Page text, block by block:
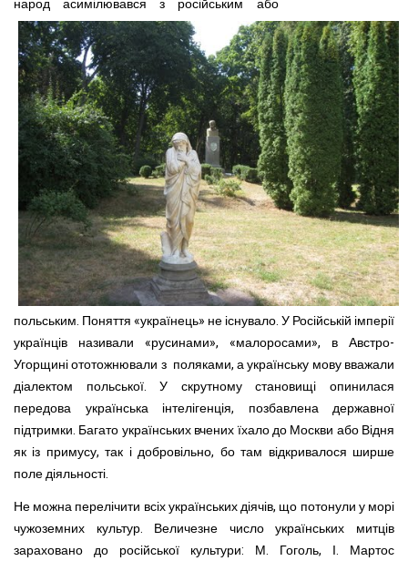
польським. Поняття «українець» не існувало. У Російській імперії
українців називали «руси­нами», «малоросами», в Австро-
Угорщині ототожнювали з поляками, а українську мову вважали
діалектом польської. У скрутному становищі опинилася
передова українська інтелі­генція, позбавлена державної
підтримки. Багато українських вчених їхало до Москви або Відня
як із примусу, так і добро­вільно, бо там відкривалося ширше
поле діяльності.
Не можна перелічити всіх українських діячів, що потонули у морі
чужоземних культур. Величезне число українських мит­ців
зараховано до російської культури: М. Гоголь, І. Мартос